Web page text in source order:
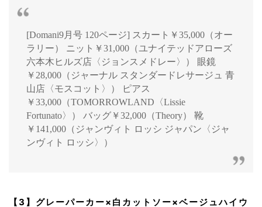
[Domani9月号 120ページ] スカート￥35,000（オー
ラリー） ニット￥31,000（ユナイテッドアローズ
六本木ヒルズ店〈ジョンスメドレー〉） 眼鏡
￥28,000（ジャーナル スタンダードレサージュ 青
山店〈モスコット〉） ピアス
￥33,000（TOMORROWLAND〈Lissie
Fortunato〉） バッグ￥32,000（Theory） 靴
￥141,000（ジャンヴィト ロッシ ジャパン〈ジャ
ンヴィト ロッシ〉）
【3】グレーパーカー×白カットソー×ベージュハイウ